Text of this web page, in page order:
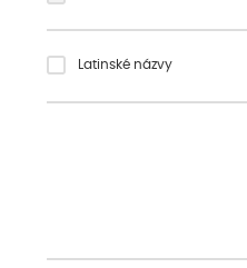
Latinské názvy